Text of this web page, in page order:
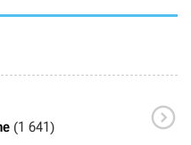
(1 641) 